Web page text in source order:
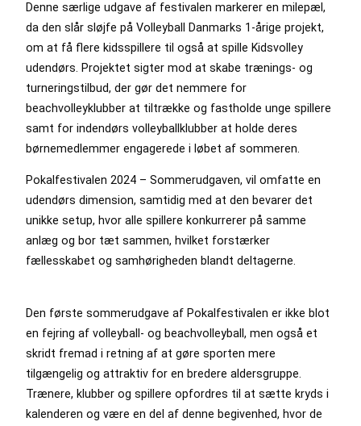
Denne særlige udgave af festivalen markerer en milepæl,
da den slår sløjfe på Volleyball Danmarks 1-årige projekt,
om at få flere kidsspillere til også at spille Kidsvolley
udendørs. Projektet sigter mod at skabe trænings- og
turneringstilbud, der gør det nemmere for
beachvolleyklubber at tiltrække og fastholde unge spillere
samt for indendørs volleyballklubber at holde deres
børnemedlemmer engagerede i løbet af sommeren.
Pokalfestivalen 2024 – Sommerudgaven, vil omfatte en
udendørs dimension, samtidig med at den bevarer det
unikke setup, hvor alle spillere konkurrerer på samme
anlæg og bor tæt sammen, hvilket forstærker
fællesskabet og samhørigheden blandt deltagerne.
Den første sommerudgave af Pokalfestivalen er ikke blot
en fejring af volleyball- og beachvolleyball, men også et
skridt fremad i retning af at gøre sporten mere
tilgængelig og attraktiv for en bredere aldersgruppe.
Trænere, klubber og spillere opfordres til at sætte kryds i
kalenderen og være en del af denne begivenhed, hvor de